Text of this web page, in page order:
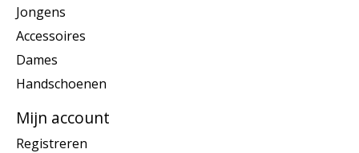
Jongens
Accessoires
Dames
Handschoenen
Mijn account
Registreren